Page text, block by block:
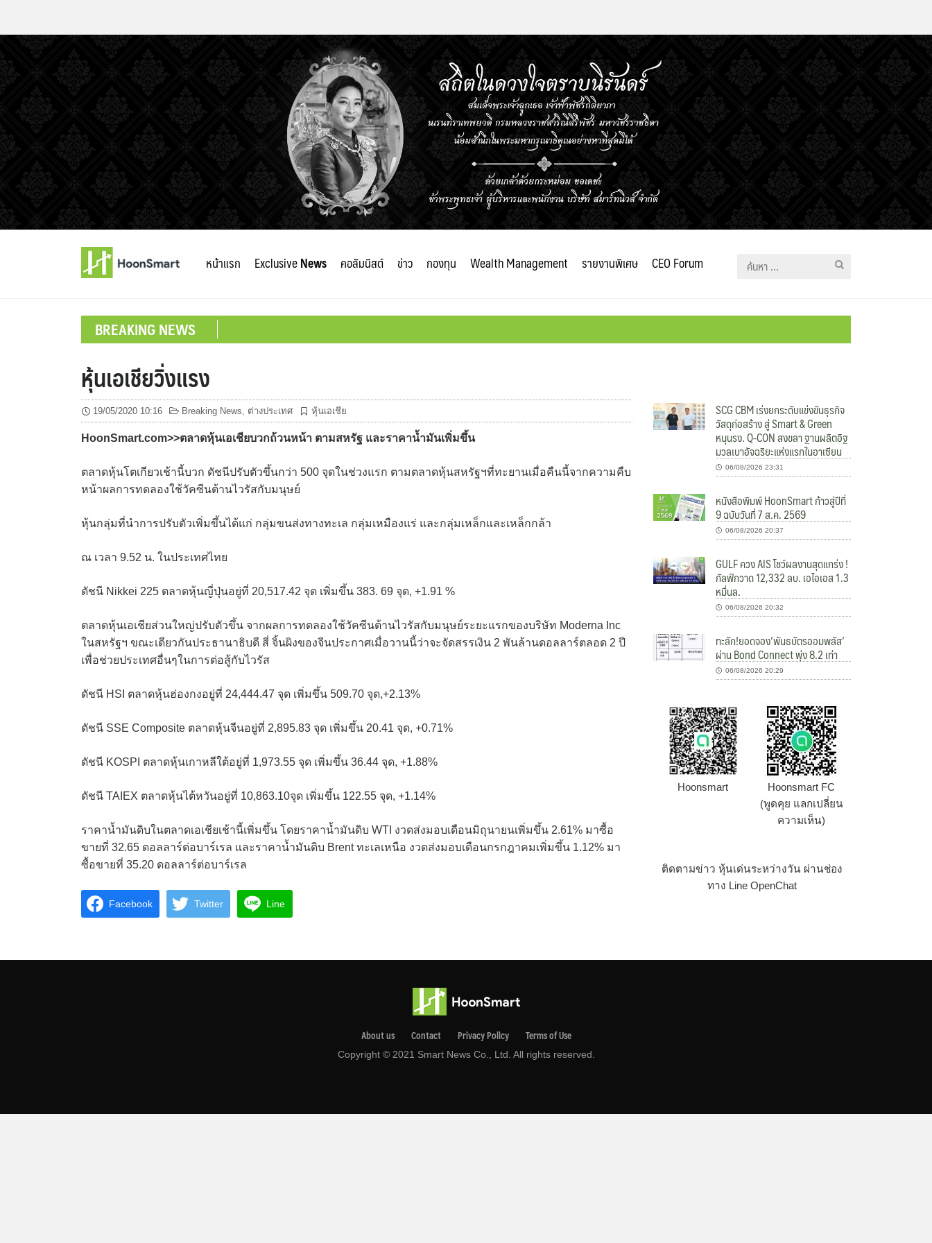
หน้าแรก ExclusiveNews คอลัมนิสต์ ข่าว กองทุน Wealth Management รายงานพิเศษ CEO Forum
ค้นหา
BREAKING NEWS
หุ้นเอเชียวิ่งแรง
19/05/2020 10:16 Breaking News, ต่างประเทศ หุ้นเอเชีย
HoonSmart.com>>ตลาดหุ้นเอเชียบวกถ้วนหน้า ตามสหรัฐ และราคาน้ำมันเพิ่มขึ้น
ตลาดหุ้นโตเกียวเช้านี้บวก ดัชนีปรับตัวขึ้นกว่า 500 จุดในช่วงแรก ตามตลาดหุ้นสหรัฐฯที่ทะยานเมื่อคืนนี้จากความคืบ
หน้าผลการทดลองใช้วัคซีนต้านไวรัสกับมนุษย์
หุ้นกลุ่มที่นำการปรับตัวเพิ่มขึ้นได้แก่ กลุ่มขนส่งทางทะเล กลุ่มเหมืองแร่ และกลุ่มเหล็กและเหล็กกล้า
ณ เวลา 9.52 น. ในประเทศไทย
ดัชนี Nikkei 225 ตลาดหุ้นญี่ปุ่นอยู่ที่ 20,517.42 จุด เพิ่มขึ้น 383. 69 จุด, +1.91 %
ตลาดหุ้นเอเชียส่วนใหญ่ปรับตัวขึ้น จากผลการทดลองใช้วัคซีนต้านไวรัสกับมนุษย์ระยะแรกของบริษัท Moderna Inc
ในสหรัฐฯ ขณะเดียวกันประธานาธิบดี สี่ จิ้นผิงของจีนประกาศเมื่อวานนี้ว่าจะจัดสรรเงิน 2 พันล้านดอลลาร์ตลอด 2 ปี
เพื่อช่วยประเทศอื่นๆในการต่อสู้กับไวรัส
ดัชนี HSI ตลาดหุ้นฮ่องกงอยู่ที่ 24,444.47 จุด เพิ่มขึ้น 509.70 จุด,+2.13%
ดัชนี SSE Composite ตลาดหุ้นจีนอยู่ที่ 2,895.83 จุด เพิ่มขึ้น 20.41 จุด, +0.71%
ดัชนี KOSPI ตลาดหุ้นเกาหลีใต้อยู่ที่ 1,973.55 จุด เพิ่มขึ้น 36.44 จุด, +1.88%
ดัชนี TAIEX ตลาดหุ้นไต้หวันอยู่ที่ 10,863.10จุด เพิ่มขึ้น 122.55 จุด, +1.14%
ราคาน้ำมันดิบในตลาดเอเชียเช้านี้เพิ่มขึ้น โดยราคาน้ำมันดิบ WTI งวดส่งมอบเดือนมิถุนายนเพิ่มขึ้น 2.61% มาซื้อ
ขายที่ 32.65 ดอลลาร์ต่อบาร์เรล และราคาน้ำมันดิบ Brent ทะเลเหนือ งวดส่งมอบเดือนกรกฎาคมเพิ่มขึ้น 1.12% มา
ซื้อขายที่ 35.20 ดอลลาร์ต่อบาร์เรล
Facebook Twitter Line
SCG CBM เร่งยกระดับแข่งขันธุรกิจ
วัสดุก่อสร้าง สู่ Smart & Green
หนุนรง. Q-CON สงขลา ฐานผลิตอิฐ
มวลเบาอัจฉริยะแห่งแรกในอาเซียน
06/08/2026 23:31
หนังสือพิมพ์ HoonSmart ก้าวสู่ปีที่
9 ฉบับวันที่ 7 ส.ค. 2569
06/08/2026 20:37
GULF ควง AIS โชว์ผลงานสุดแกร่ง !
กัลฟ์กวาด 12,332 ลบ. เอไอเอส 1.3
หมื่นล.
06/08/2026 20:32
ทะลัก!ยอดจอง’พันธบัตรออมพลัส’
ผ่าน Bond Connect พุ่ง 8.2 เท่า
06/08/2026 20:29
Hoonsmart
Hoonsmart FC
(พูดคุย แลกเปลี่ยน
ความเห็น)
ติดตามข่าว หุ้นเด่นระหว่างวัน ผ่านช่อง
ทาง Line OpenChat
About us Contact Privacy Pollcy Terms of Use
Copyright © 2021 Smart News Co., Ltd. All rights reserved.